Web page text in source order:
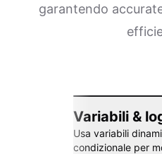
garantendo
Variabili &
Usa variabili
condizionale per